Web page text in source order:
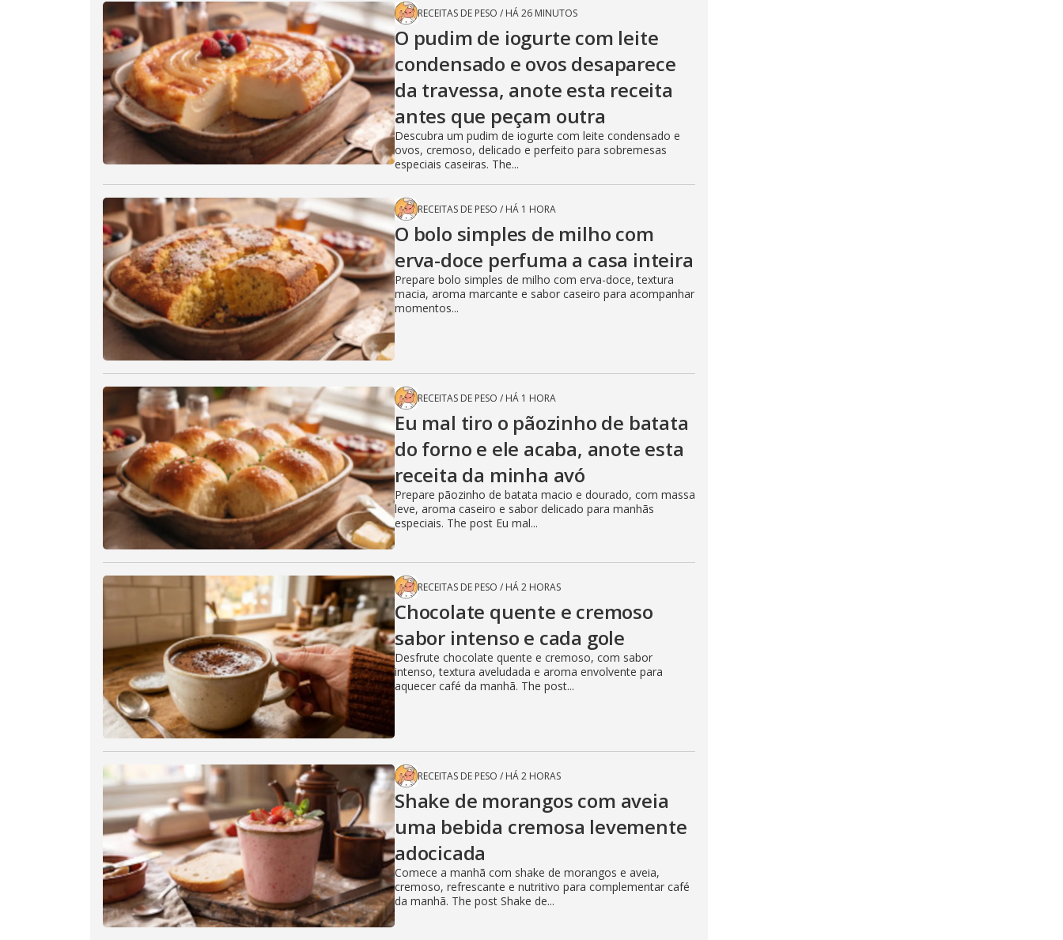
RECEITAS DE PESO / HÁ 26 MINUTOS
O pudim de iogurte com leite
condensado e ovos desaparece
da travessa, anote esta receita
antes que peçam outra
Descubra um pudim de iogurte com leite condensado e
ovos, cremoso, delicado e perfeito para sobremesas
especiais caseiras. The...
RECEITAS DE PESO / HÁ 1 HORA
O bolo simples de milho com
erva-doce perfuma a casa inteira
Prepare bolo simples de milho com erva-doce, textura
macia, aroma marcante e sabor caseiro para acompanhar
momentos...
RECEITAS DE PESO / HÁ 1 HORA
Eu mal tiro o pãozinho de batata
do forno e ele acaba, anote esta
receita da minha avó
Prepare pãozinho de batata macio e dourado, com massa
leve, aroma caseiro e sabor delicado para manhãs
especiais. The post Eu mal...
RECEITAS DE PESO / HÁ 2 HORAS
Chocolate quente e cremoso
sabor intenso e cada gole
Desfrute chocolate quente e cremoso, com sabor
intenso, textura aveludada e aroma envolvente para
aquecer café da manhã. The post...
RECEITAS DE PESO / HÁ 2 HORAS
Shake de morangos com aveia
uma bebida cremosa levemente
adocicada
Comece a manhã com shake de morangos e aveia,
cremoso, refrescante e nutritivo para complementar café
da manhã. The post Shake de...